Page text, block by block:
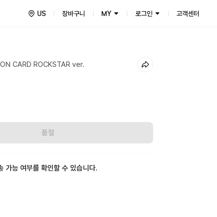
US 장바구니 MY 로그인 고객센터
CARD ROCKSTAR ver.
품절
가능 여부를 확인할 수 있습니다.